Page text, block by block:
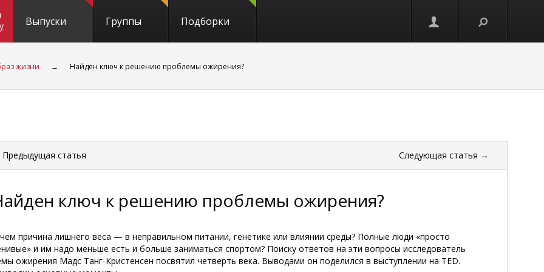
Выпуски Группы Подборки
жизни → Найден ключ к решению проблемы ожирения?
статья Следующая статья →
ключ к решению проблемы ожирения?
причина лишнего веса — в неправильном питании, генетике или влиянии среды? Полные люди «просто
и им надо меньше есть и больше заниматься спортом? Поиску ответов на эти вопросы исследователь
ожирения Мадс Танг-Кристенсен посвятил четверть века. Выводами он поделился в выступлении на TED.